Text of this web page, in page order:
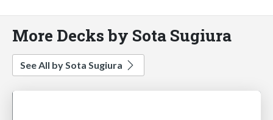
More Decks by Sota Sugiura
See All by Sota Sugiura